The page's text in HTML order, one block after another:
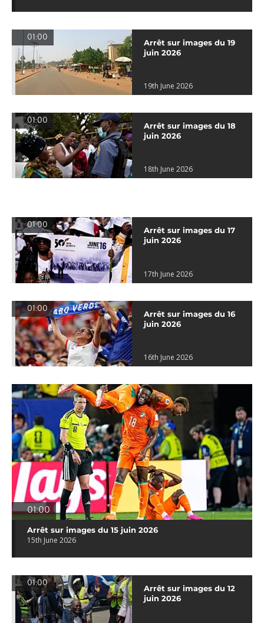
01:00
Arrêt sur images du 19
juin 2026
19th June 2026
01:00
Arrêt sur images du 18
juin 2026
18th June 2026
01:00
Arrêt sur images du 17
juin 2026
17th June 2026
01:00
Arrêt sur images du 16
juin 2026
16th June 2026
01:00
Arrêt sur images du 15 juin 2026
15th June 2026
01:00
Arrêt sur images du 12
juin 2026